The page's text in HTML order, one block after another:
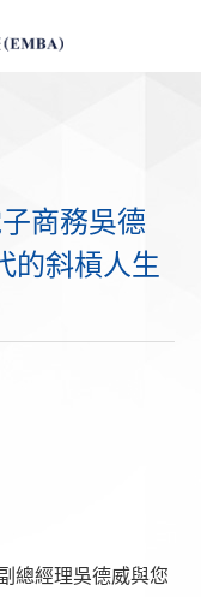
商務吳德
的斜槓人生